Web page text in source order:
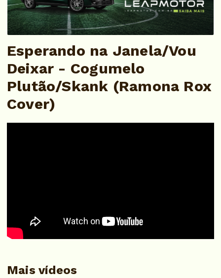
Esperando na Janela/Vou
Deixar - Cogumelo
Plutão/Skank (Ramona Rox
Cover)
Mais vídeos